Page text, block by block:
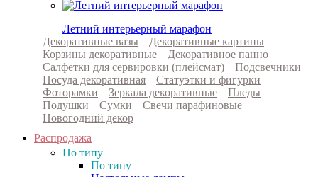
Летний интерьерный марафон
Декоративные вазы
Декоративные картины
Корзины декоративные
Декоративное панно
Салфетки для сервировки (плейсмат)
Подсвечники
Посуда декоративная
Статуэтки и фигурки
Фоторамки
Зеркала декоративные
Пледы
Подушки
Сумки
Свечи парафиновые
Новогодний декор
Распродажа
По типу
По типу